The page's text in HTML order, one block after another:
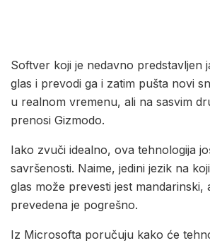
Softver koji je nedavno predstavljen
glas i prevodi ga i zatim pušta novi
u realnom vremenu, ali na sasvim
prenosi Gizmodo.
Iako zvuči idealno, ova tehnologija
savršenosti. Naime, jedini jezik na
glas može prevesti jest mandarinski,
prevedena je pogrešno.
Iz Microsofta poručuju kako će